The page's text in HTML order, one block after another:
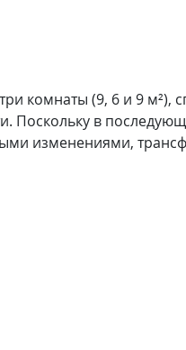
комнаты (9, 6 и 9
Поскольку в
изменениями,